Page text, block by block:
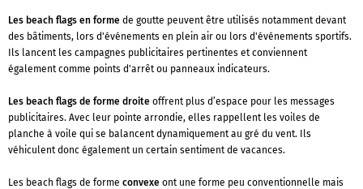
Les beach flags en forme de goutte peuvent être utilisés notamment devant
des bâtiments, lors d'événements en plein air ou lors d'événements sportifs.
Ils lancent les campagnes publicitaires pertinentes et conviennent
également comme points d'arrêt ou panneaux indicateurs.
Les beach flags de forme droite offrent plus d’espace pour les messages
publicitaires. Avec leur pointe arrondie, elles rappellent les voiles de
planche à voile qui se balancent dynamiquement au gré du vent. Ils
véhiculent donc également un certain sentiment de vacances.
Les beach flags de forme convexe ont une forme peu conventionnelle mais